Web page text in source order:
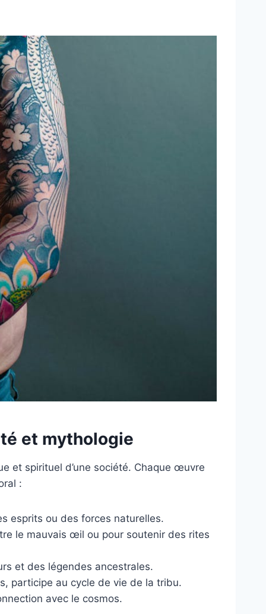
et mythologie
et spirituel d’une société. Chaque œuvre
:
esprits ou des forces naturelles.
le mauvais œil ou pour soutenir des rites
et des légendes ancestrales.
participe au cycle de vie de la tribu.
avec le cosmos.